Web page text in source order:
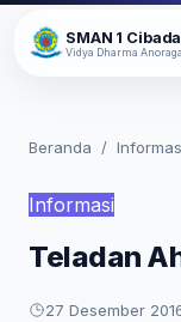
SMAN 1
Vidya Dharma Anoraga
Beranda /
Informasi
Teladan
27 Desember